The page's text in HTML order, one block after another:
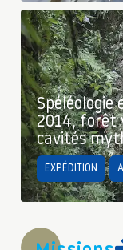
Spéléologie
2014, forêt
cavités
EXPÉDITION